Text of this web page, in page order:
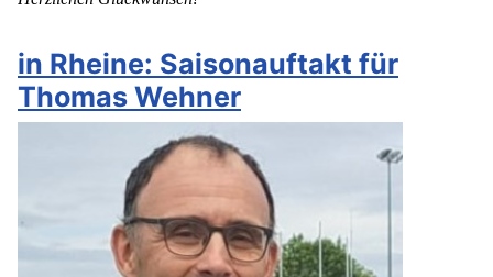
in Rheine: Saisonauftakt für
Thomas Wehner